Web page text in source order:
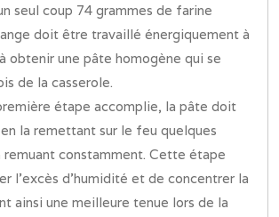
seul coup 74 grammes de farine
doit être travaillé énergiquement à
obtenir une pâte homogène qui se
de la casserole.
étape accomplie, la pâte doit
la remettant sur le feu quelques
remuant constamment. Cette étape
l’excès d’humidité et de concentrer la
ainsi une meilleure tenue lors de la